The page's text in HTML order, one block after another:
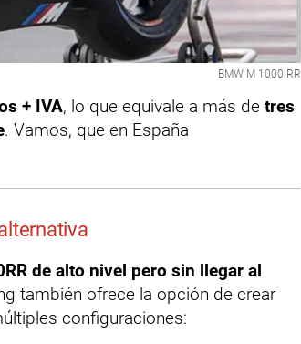
BMW M 1000 RR
+ IVA, lo que equivale a más de tres
. Vamos, que en España
de alto nivel pero sin llegar al
también ofrece la opción de crear
configuraciones: